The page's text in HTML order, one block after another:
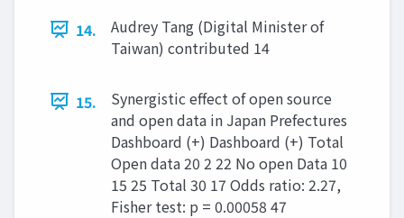
14.
Audrey Tang (Digital Minister of
Taiwan) contributed 14
15.
Synergistic effect of open source
and open data in Japan Prefectures
Dashboard (+) Dashboard (+) Total
Open data 20 2 22 No open Data 10
15 25 Total 30 17 Odds ratio: 2.27,
Fisher test: p = 0.00058 47